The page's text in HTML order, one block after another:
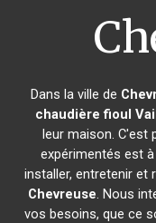
Dans la ville de
chaudière fioul
leur maison. C'est
expérimentés est
installer, entretenir et
Chevreuse. Nous
vos besoins, que ce